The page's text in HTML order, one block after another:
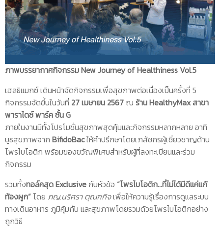
ภาพบรรยากาศกิจกรรม New Journey of Healthiness Vol.5
เฮลธิแมกซ์ เดินหน้าจัดกิจกรรมเพื่อสุขภาพต่อเนื่องเป็นครั้งที่ 5
กิจกรรมจัดขึ้นในวันที่ 27 เมษายน 2567 ณ ร้าน HealthyMax สาขา
พาราไดซ์ พาร์ค ชั้น G
ภายในงานมีทั้งโปรโมชั่นสุขภาพสุดคุ้มและกิจกรรมหลากหลาย อาทิ
บูธสุขภาพจาก BifidoBacให้คำปรึกษาโดยเภสัชกรผู้เชี่ยวชาญด้าน
โพรไบโอติก พร้อมของขวัญพิเศษสำหรับผู้ที่ลงทะเบียนและร่วม
กิจกรรม
รวมทั้งทอล์คสุด Exclusive กับหัวข้อ “โพรไบโอติก…ที่ไม่ได้มีดีแค่แก้
ท้องผูก” โดย ภญ.นริศรา ตุณฑกิจเพื่อให้ความรู้เรื่องการดูแลระบบ
ทางเดินอาหาร ภูมิคุ้มกัน และสุขภาพโดยรวมด้วยโพรไบโอติกอย่าง
ถูกวิธี